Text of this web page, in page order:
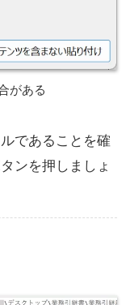
がある
であることを確
ンを押しましょ